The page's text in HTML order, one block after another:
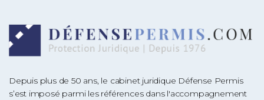
Depuis plus de 50 ans, le cabinet juridique Défense Permis
s’est imposé parmi les références dans l'accompagnement